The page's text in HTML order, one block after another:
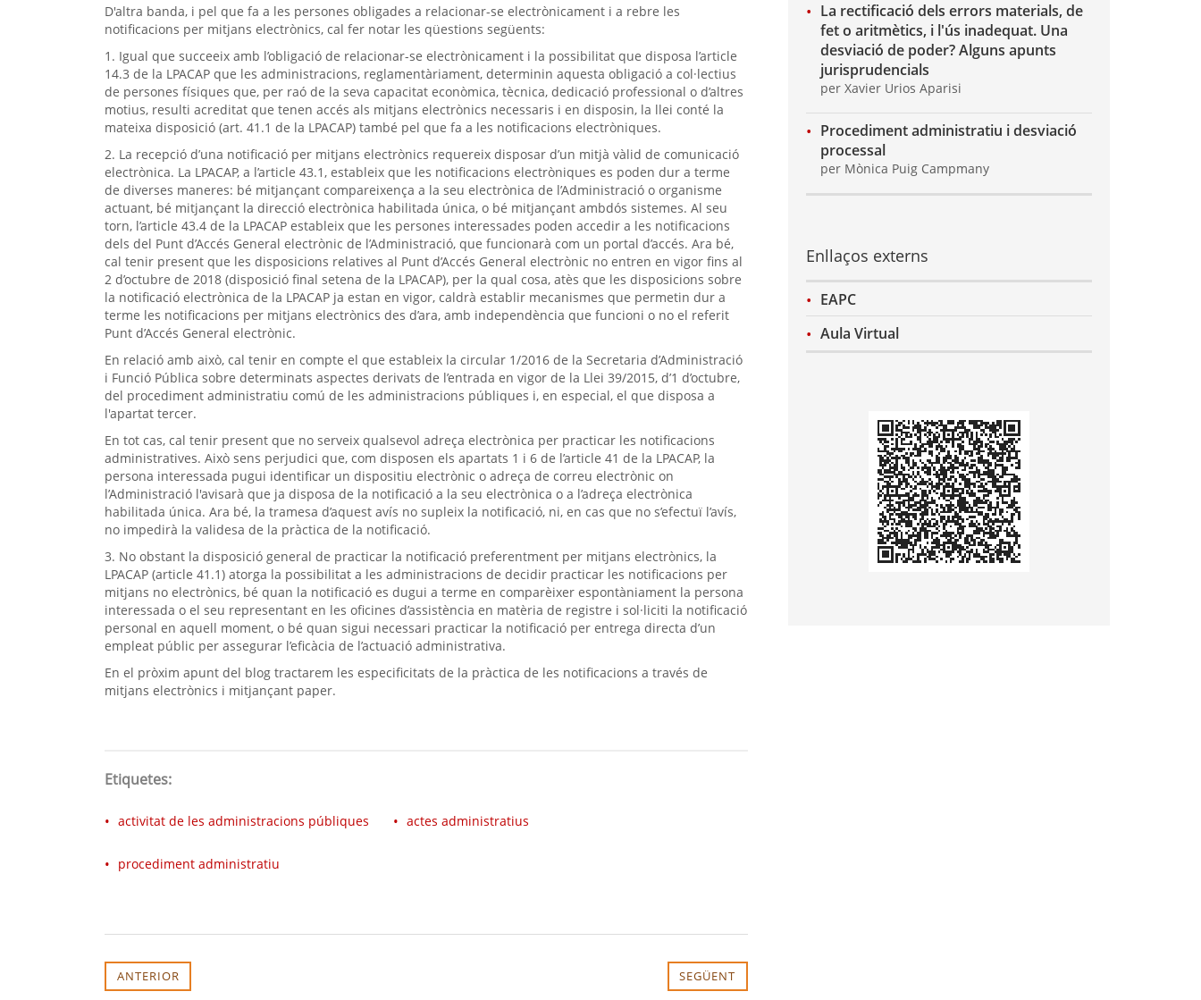
D'altra banda, i pel que fa a les persones obligades a relacionar-se electrònicament i a rebre les
notificacions per mitjans electrònics, cal fer notar les qüestions següents:
1. Igual que succeeix amb l’obligació de relacionar-se electrònicament i la possibilitat que disposa l’article
14.3 de la LPACAP que les administracions, reglamentàriament, determinin aquesta obligació a col·lectius
de persones físiques que, per raó de la seva capacitat econòmica, tècnica, dedicació professional o d’altres
motius, resulti acreditat que tenen accés als mitjans electrònics necessaris i en disposin, la llei conté la
mateixa disposició (art. 41.1 de la LPACAP) també pel que fa a les notificacions electròniques.
2. La recepció d’una notificació per mitjans electrònics requereix disposar d’un mitjà vàlid de comunicació
electrònica. La LPACAP, a l’article 43.1, estableix que les notificacions electròniques es poden dur a terme
de diverses maneres: bé mitjançant compareixença a la seu electrònica de l’Administració o organisme
actuant, bé mitjançant la direcció electrònica habilitada única, o bé mitjançant ambdós sistemes. Al seu
torn, l’article 43.4 de la LPACAP estableix que les persones interessades poden accedir a les notificacions
dels del Punt d’Accés General electrònic de l’Administració, que funcionarà com un portal d’accés. Ara bé,
cal tenir present que les disposicions relatives al Punt d’Accés General electrònic no entren en vigor fins al
2 d’octubre de 2018 (disposició final setena de la LPACAP), per la qual cosa, atès que les disposicions sobre
la notificació electrònica de la LPACAP ja estan en vigor, caldrà establir mecanismes que permetin dur a
terme les notificacions per mitjans electrònics des d’ara, amb independència que funcioni o no el referit
Punt d’Accés General electrònic.
En relació amb això, cal tenir en compte el que estableix la circular 1/2016 de la Secretaria d’Administració
i Funció Pública sobre determinats aspectes derivats de l’entrada en vigor de la Llei 39/2015, d’1 d’octubre,
del procediment administratiu comú de les administracions públiques i, en especial, el que disposa a
l'apartat tercer.
En tot cas, cal tenir present que no serveix qualsevol adreça electrònica per practicar les notificacions
administratives. Això sens perjudici que, com disposen els apartats 1 i 6 de l’article 41 de la LPACAP, la
persona interessada pugui identificar un dispositiu electrònic o adreça de correu electrònic on
l’Administració l'avisarà que ja disposa de la notificació a la seu electrònica o a l’adreça electrònica
habilitada única. Ara bé, la tramesa d’aquest avís no supleix la notificació, ni, en cas que no s’efectuï l’avís,
no impedirà la validesa de la pràctica de la notificació.
3. No obstant la disposició general de practicar la notificació preferentment per mitjans electrònics, la
LPACAP (article 41.1) atorga la possibilitat a les administracions de decidir practicar les notificacions per
mitjans no electrònics, bé quan la notificació es dugui a terme en comparèixer espontàniament la persona
interessada o el seu representant en les oficines d’assistència en matèria de registre i sol·liciti la notificació
personal en aquell moment, o bé quan sigui necessari practicar la notificació per entrega directa d’un
empleat públic per assegurar l’eficàcia de l’actuació administrativa.
En el pròxim apunt del blog tractarem les especificitats de la pràctica de les notificacions a través de
mitjans electrònics i mitjançant paper.
Etiquetes:
activitat de les administracions públiques actes administratius
procediment administratiu
ANTERIOR SEGÜENT
La rectificació dels errors materials, de
fet o aritmètics, i l'ús inadequat. Una
desviació de poder? Alguns apunts
jurisprudencials
per Xavier Urios Aparisi
Procediment administratiu i desviació
processal
per Mònica Puig Campmany
Enllaços externs
EAPC
Aula Virtual